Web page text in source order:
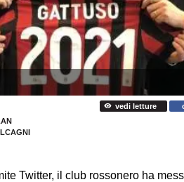
vedi letture
Twitter, il club rossonero ha